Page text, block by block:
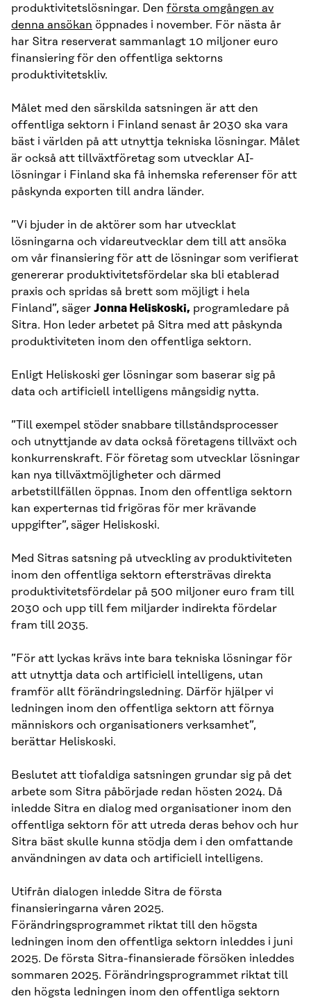
produktivitetslösningar. Den första omgången av
denna ansökan öppnades i november. För nästa år
har Sitra reserverat sammanlagt 10 miljoner euro
finansiering för den offentliga sektorns
produktivitetskliv.
Målet med den särskilda satsningen är att den
offentliga sektorn i Finland senast år 2030 ska vara
bäst i världen på att utnyttja tekniska lösningar. Målet
är också att tillväxtföretag som utvecklar AI-
lösningar i Finland ska få inhemska referenser för att
påskynda exporten till andra länder.
”Vi bjuder in de aktörer som har utvecklat
lösningarna och vidareutvecklar dem till att ansöka
om vår finansiering för att de lösningar som verifierat
genererar produktivitetsfördelar ska bli etablerad
praxis och spridas så brett som möjligt i hela
Finland”, säger Jonna Heliskoski, programledare på
Sitra. Hon leder arbetet på Sitra med att påskynda
produktiviteten inom den offentliga sektorn.
Enligt Heliskoski ger lösningar som baserar sig på
data och artificiell intelligens mångsidig nytta.
”Till exempel stöder snabbare tillståndsprocesser
och utnyttjande av data också företagens tillväxt och
konkurrenskraft. För företag som utvecklar lösningar
kan nya tillväxtmöjligheter och därmed
arbetstillfällen öppnas. Inom den offentliga sektorn
kan experternas tid frigöras för mer krävande
uppgifter”,säger Heliskoski.
Med Sitras satsning på utveckling av produktiviteten
inom den offentliga sektorn eftersträvas direkta
produktivitetsfördelar på 500 miljoner euro fram till
2030 och upp till fem miljarder indirekta fördelar
fram till 2035.
”För att lyckas krävs inte bara tekniska lösningar för
att utnyttja data och artificiell intelligens, utan
framför allt förändringsledning. Därför hjälper vi
ledningen inom den offentliga sektorn att förnya
människors och organisationers verksamhet”,
berättar Heliskoski.
Beslutet att tiofaldiga satsningen grundar sig på det
arbete som Sitra påbörjade redan hösten 2024. Då
inledde Sitra en dialog med organisationer inom den
offentliga sektorn för att utreda deras behov och hur
Sitra bäst skulle kunna stödja dem i den omfattande
användningen av data och artificiell intelligens.
Utifrån dialogen inledde Sitra de första
finansieringarna våren 2025.
Förändringsprogrammet riktat till den högsta
ledningen inom den offentliga sektorn inleddes i juni
2025. De första Sitra-finansierade försöken inleddes
sommaren 2025. Förändringsprogrammet riktat till
den högsta ledningen inom den offentliga sektorn